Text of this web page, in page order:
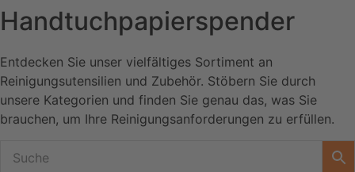
Handtuchpapierspender
Entdecken Sie unser vielfältiges Sortiment an
Reinigungsutensilien und Zubehör. Stöbern Sie durch
unsere Kategorien und finden Sie genau das, was Sie
brauchen, um Ihre Reinigungsanforderungen zu erfüllen.